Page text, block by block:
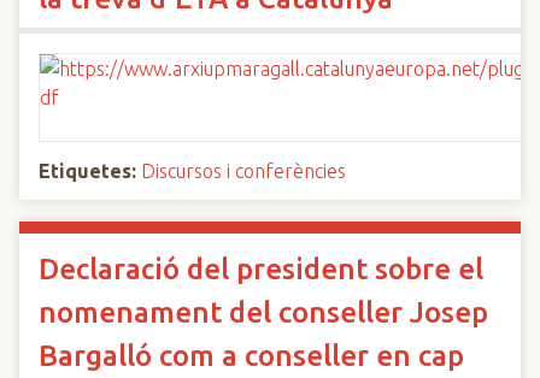
Etiquetes: Discursos i conferències
Declaració del president sobre el
nomenament del conseller Josep
Bargalló com a conseller en cap